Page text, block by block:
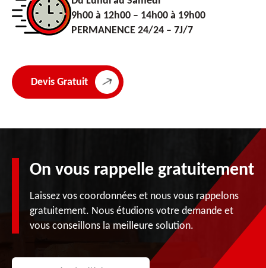
9h00 à 12h00 – 14h00 à 19h00
PERMANENCE 24/24 – 7J/7
Devis Gratuit
On vous rappelle gratuitement
Laissez vos coordonnées et nous vous rappelons
gratuitement. Nous étudions votre demande et
vous conseillons la meilleure solution.